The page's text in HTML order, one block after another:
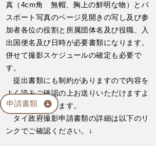
真（4cm角 無帽、胸上の鮮明な物）とパ
スポート写真のページ見開きの写し及び参
加者各位の役割と所属団体名及び役職、入
出国便名及び日時が必要書類になります。
併せて撮影スケジュールの確定も必要で
す。
提出書類にも制約がありますので内容を
よく読みご確認の上お送りいただけますよ
うお願いいたします。
タイ政府撮影申請書類の詳細は以下のリ
ンクでご確認ください。↓
申請書類